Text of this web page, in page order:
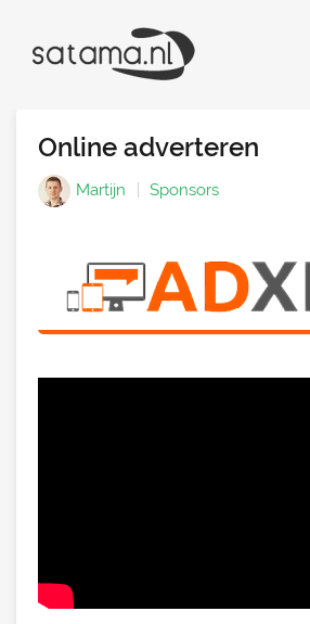
Online adverteren
Martijn Sponsors